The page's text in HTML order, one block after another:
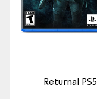
Returnal PS5